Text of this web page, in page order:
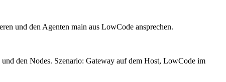
und den Agenten main aus LowCode ansprechen.
den Nodes. Szenario: Gateway auf dem Host, LowCode im